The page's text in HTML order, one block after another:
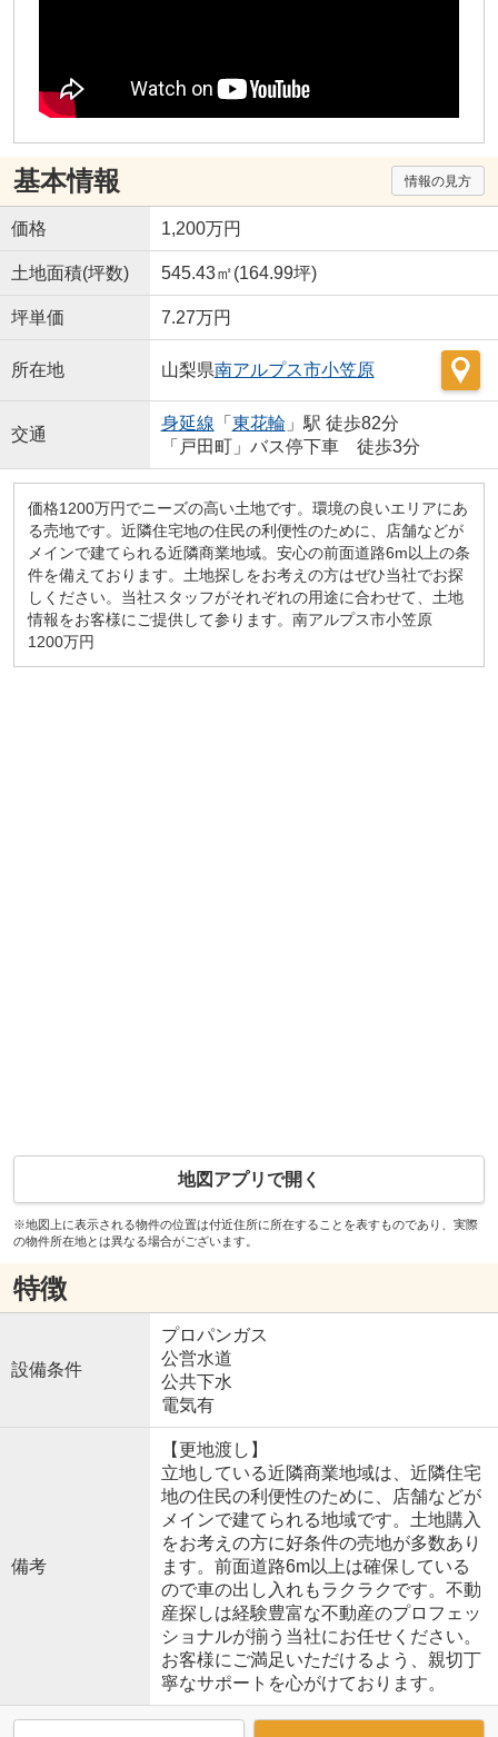
基本情報 情報の見方
価格 1,200万円
土地面積(坪数) 545.43㎡(164.99坪)
坪単価 7.27万円
所在地 山梨県南アルプス市小笠原
交通
身延線 「 東花輪」駅 徒歩82分
「戸田町」バス停下車 徒歩3分
価格1200万円でニーズの高い土地です。環境の良いエリアにあ
る売地です。近隣住宅地の住民の利便性のために、店舗などが
メインで建てられる近隣商業地域。安心の前面道路6m以上の条
件を備えております。土地探しをお考えの方はぜひ当社でお探
しください。当社スタッフがそれぞれの用途に合わせて、土地
情報をお客様にご提供して参ります。南アルプス市小笠原
1200万円
地図アプリで開く
※地図上に表示される物件の位置は付近住所に所在することを表すものであり、実際
の物件所在地とは異なる場合がございます。
特徴
設備条件
プロパンガス
公営水道
公共下水
電気有
備考
【更地渡し】
立地している近隣商業地域は、近隣住宅
地の住民の利便性のために、店舗などが
メインで建てられる地域です。土地購入
をお考えの方に好条件の売地が多数あり
ます。前面道路6m以上は確保している
ので車の出し入れもラクラクです。不動
産探しは経験豊富な不動産のプロフェッ
ショナルが揃う当社にお任せください。
お客様にご満足いただけるよう、親切丁
寧なサポートを心がけております。